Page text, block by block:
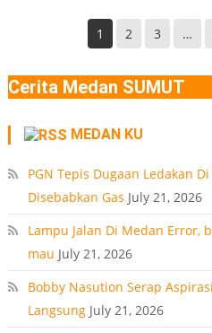
Ledakan
Rumah
Medan
1 2 3 …
Cerita Medan SUMUT
MEDAN KU
PGN Tepis Dugaan Ledakan
Disebabkan Gas July 21, 2026
Lampu Jalan Di Medan Error,
mau July 21, 2026
Bobby Nasution Serap
Langsung July 21, 2026